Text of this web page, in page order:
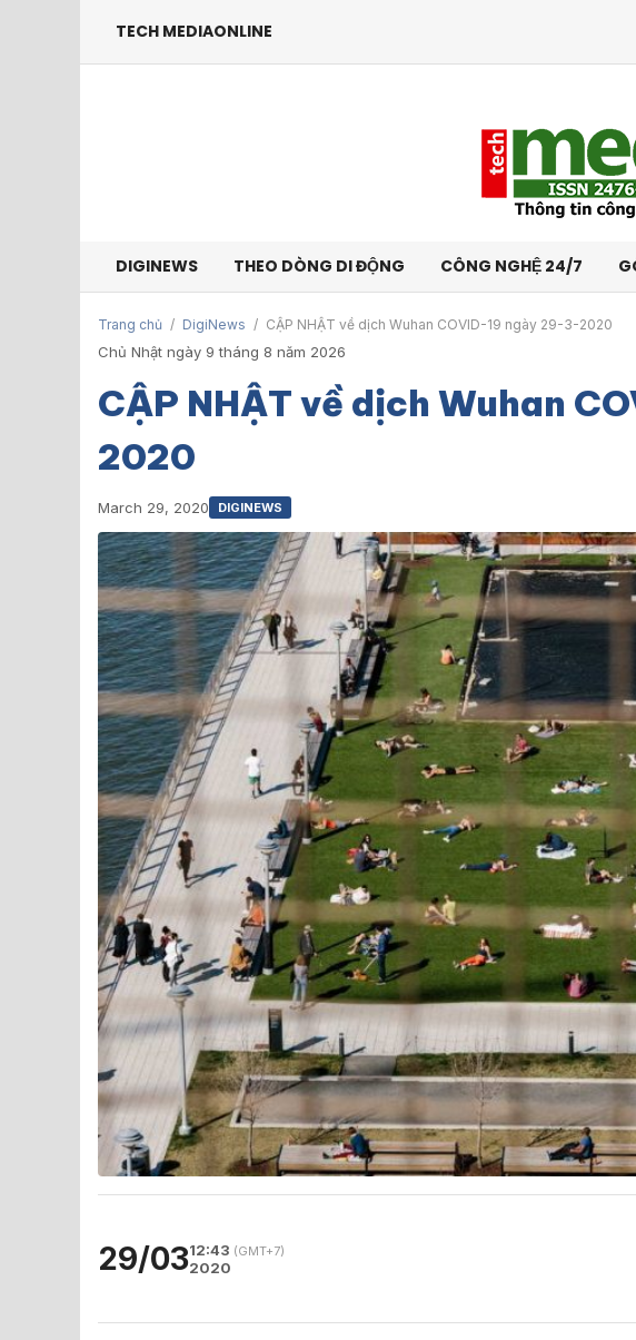
TECH MEDIAONLINE
DIGINEWS THEO DÒNG DI ĐỘNG CÔNG NGHỆ 24/7
Trang chủ / DigiNews / CẬP NHẬT về dịch Wuhan COVID-19 ngày 29-3-2020
Chủ Nhật ngày 9 tháng 8 năm 2026
CẬP NHẬT về dịch Wuhan
2020
March 29, 2020 DIGINEWS
29/0312:43 (GMT+7)
2020